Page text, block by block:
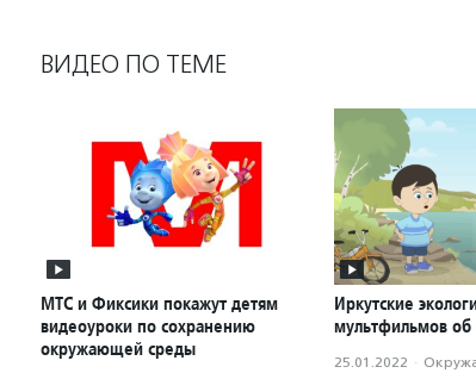
ВИДЕО ПО ТЕМЕ
МТС и Фиксики покажут детям
видеоуроки по сохранению
окружающей среды
Иркутские
мультфильмов об
25.01.2022 ·